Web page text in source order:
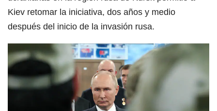
Kiev retomar la iniciativa, dos años y medio
después del inicio de la invasión rusa.